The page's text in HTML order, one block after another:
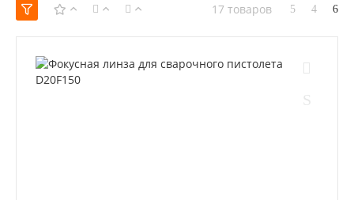
17 товаров